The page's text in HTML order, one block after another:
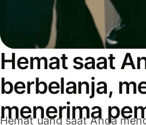
Hemat saat
berbelanja,
menerima
Hemat uang saat Anda